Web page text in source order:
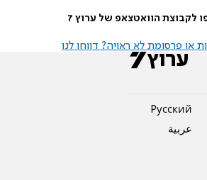
לקבוצת הוואטצאפ של ערוץ 7
או פרסומת לא ראויה? דווחו לנו
Pусский
عربية